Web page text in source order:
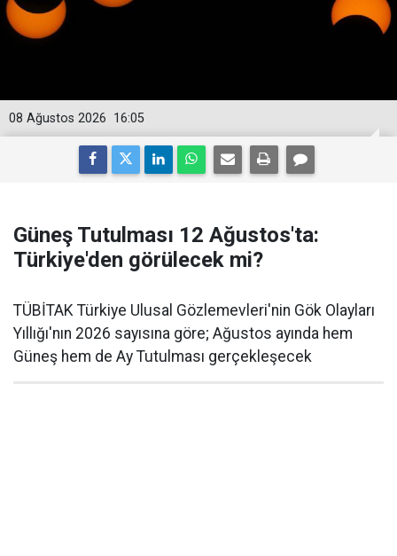
16:05
08 Ağustos 2026
Güneş Tutulması 12 Ağustos'ta:
Türkiye'den görülecek mi?
TÜBİTAK Türkiye Ulusal Gözlemevleri'nin Gök Olayları
Yıllığı'nın 2026 sayısına göre; Ağustos ayında hem
Güneş hem de Ay Tutulması gerçekleşecek